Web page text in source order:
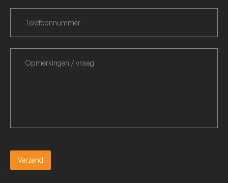
Verzend
Verzend